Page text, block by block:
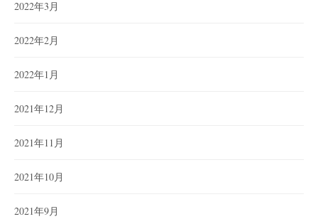
2022年3月
2022年2月
2022年1月
2021年12月
2021年11月
2021年10月
2021年9月